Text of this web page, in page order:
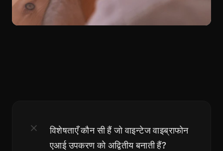
विशेषताएँ कौन सी हैं जो वाइन्टेज वाइब्राफोन
एआई उपकरण को अद्वितीय बनाती हैं?